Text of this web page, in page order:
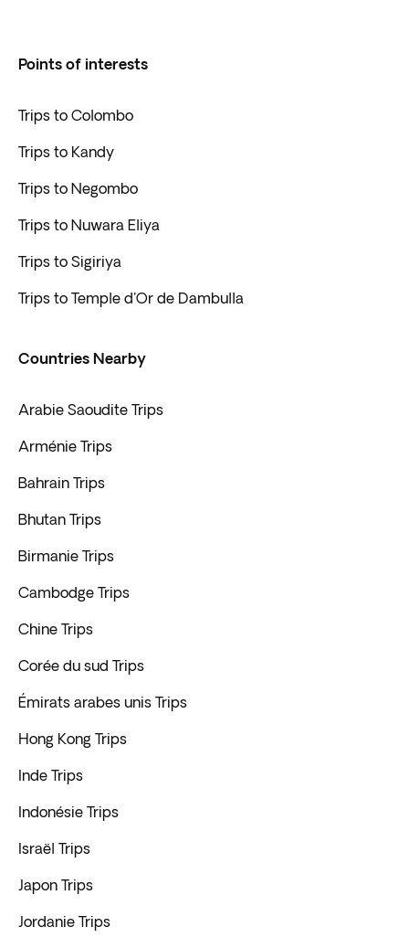
Points of interests
Trips to Colombo
Trips to Kandy
Trips to Negombo
Trips to Nuwara Eliya
Trips to Sigiriya
Trips to Temple d'Or de Dambulla
Countries Nearby
Arabie Saoudite Trips
Arménie Trips
Bahrain Trips
Bhutan Trips
Birmanie Trips
Cambodge Trips
Chine Trips
Corée du sud Trips
Émirats arabes unis Trips
Hong Kong Trips
Inde Trips
Indonésie Trips
Israël Trips
Japon Trips
Jordanie Trips